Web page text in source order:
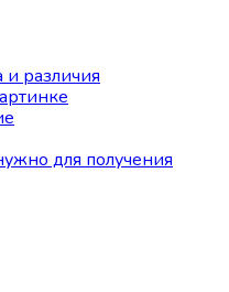
и различия
для получения